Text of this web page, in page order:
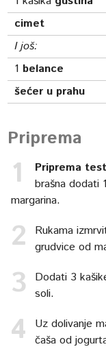
cimet
I još:
1 belance
šećer u prahu
Priprema
Priprema
brašna dodati
margarina.
Rukama
grudvice od
Dodati 3
soli.
Uz dolivanje
čaša od